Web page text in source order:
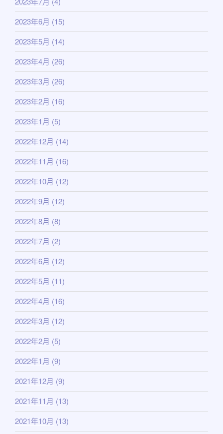
2023年6月 (15)
2023年5月 (14)
2023年4月 (26)
2023年3月 (26)
2023年2月 (16)
2023年1月 (5)
2022年12月 (14)
2022年11月 (16)
2022年10月 (12)
2022年9月 (12)
2022年8月 (8)
2022年7月 (2)
2022年6月 (12)
2022年5月 (11)
2022年4月 (16)
2022年3月 (12)
2022年2月 (5)
2022年1月 (9)
2021年12月 (9)
2021年11月 (13)
2021年10月 (13)